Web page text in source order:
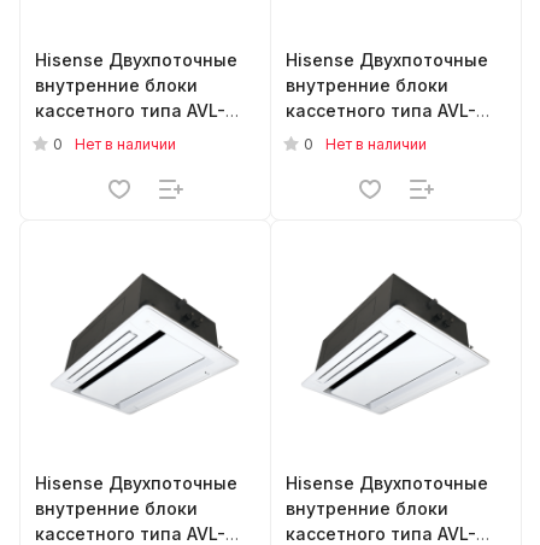
Hisense Двухпоточные
внутренние блоки
кассетного типа AVL-
48UXJSHA
0 Нет в наличии
Hisense Двухпоточные
внутренние блоки
кассетного типа AVL-
54UXJSHA
0 Нет в наличии
Hisense Двухпоточные
внутренние блоки
кассетного типа AVL-
Hisense Двухпоточные
внутренние блоки
кассетного типа AVL-